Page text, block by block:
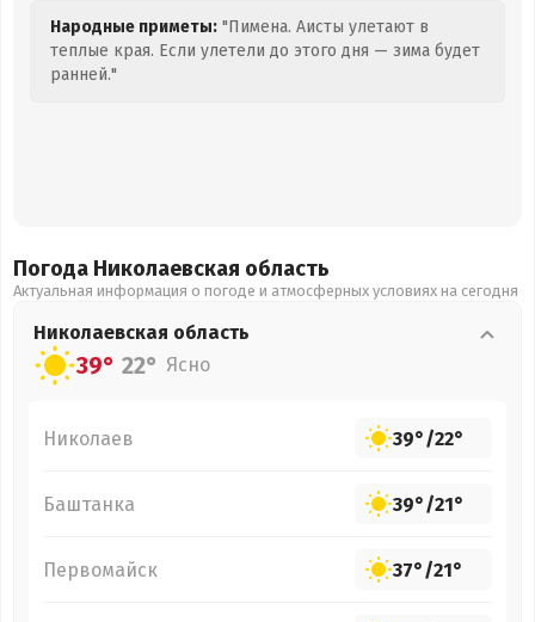
Народные приметы: "Пимена. Аисты улетают в
теплые края. Если улетели до этого дня — зима будет
ранней."
Погода Николаевская область
Актуальная информация о погоде и атмосферных условиях на сегодня
Николаевская область
39° 22° Ясно
Николаев 39°/22°
Баштанка 39°/21°
Первомайск 37°/21°